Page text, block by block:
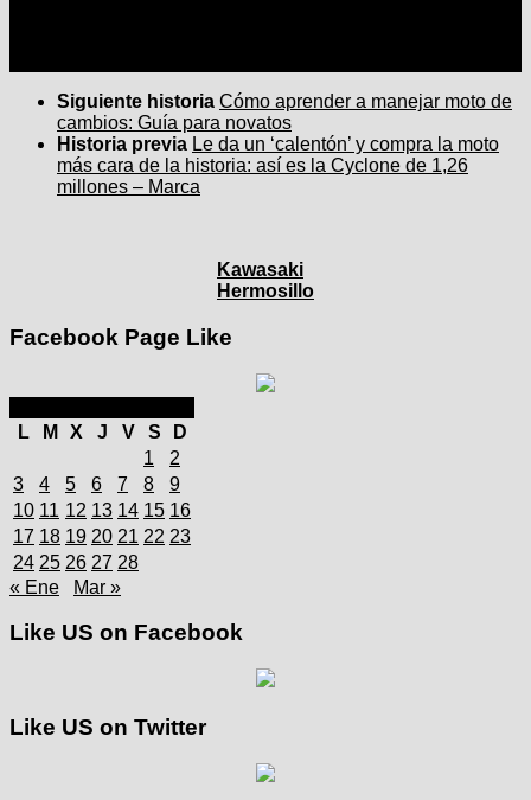
Siguiente historia Cómo aprender a manejar moto de
cambios: Guía para novatos
Historia previa Le da un ‘calentón’ y compra la moto
más cara de la historia: así es la Cyclone de 1,26
millones – Marca
Kawasaki
Hermosillo
Facebook Page Like
L
M X J V S
D
1
2
3
4 5 6 7 8
9
10 11 12 13 14 15 16
17 18 19 20 21 22 23
24 25 26 27 28
« Ene
Mar »
Like US on Facebook
Like US on Twitter